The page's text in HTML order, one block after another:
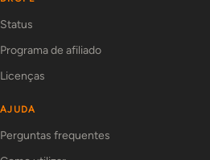
Status
Programa de afiliado
Licenças
AJUDA
Perguntas frequentes